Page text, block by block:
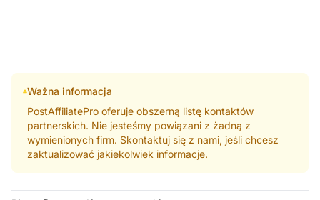
Ważna informacja
PostAffiliatePro oferuje obszerną listę kontaktów
partnerskich. Nie jesteśmy powiązani z żadną z
wymienionych firm. Skontaktuj się z nami, jeśli chcesz
zaktualizować jakiekolwiek informacje.